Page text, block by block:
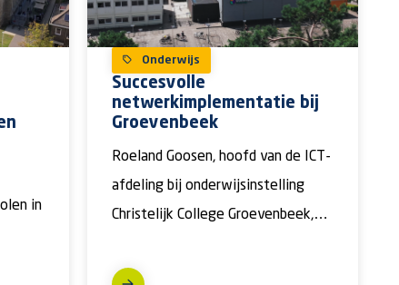
in
Onderwijs
Succesvolle
netwerkimplementatie bij
Groevenbeek
Roeland Goosen, hoofd van de ICT-
afdeling bij onderwijsinstelling
Christelijk College Groevenbeek,
ervaringen met de recente […]